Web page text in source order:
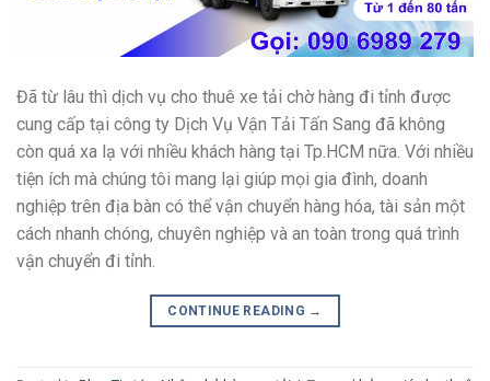
Đã từ lâu thì dịch vụ cho thuê xe tải chờ hàng đi tỉnh được
cung cấp tại công ty Dịch Vụ Vận Tải Tấn Sang đã không
còn quá xa lạ với nhiều khách hàng tại Tp.HCM nữa. Với nhiều
tiện ích mà chúng tôi mang lại giúp mọi gia đình, doanh
nghiệp trên địa bàn có thể vận chuyển hàng hóa, tài sản một
cách nhanh chóng, chuyên nghiệp và an toàn trong quá trình
vận chuyển đi tỉnh.
CONTINUE READING →